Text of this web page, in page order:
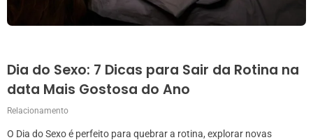
Dia do Sexo: 7 Dicas para Sair da Rotina na
data Mais Gostosa do Ano
Relacionamento
O Dia do Sexo é perfeito para quebrar a rotina, explorar novas